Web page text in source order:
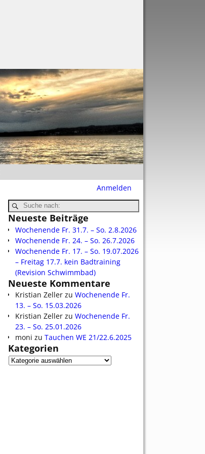
Anmelden
Neueste Beiträge
Wochenende Fr. 31.7. – So. 2.8.2026
Wochenende Fr. 24. – So. 26.7.2026
Wochenende Fr. 17. – So. 19.07.2026
– Freitag 17.7. kein Badtraining
(Revision Schwimmbad)
Neueste Kommentare
Kristian Zeller zu Wochenende Fr.
13. – So. 15.03.2026
Kristian Zeller zu Wochenende Fr.
23. – So. 25.01.2026
moni zu Tauchen WE 21/22.6.2025
Kategorien